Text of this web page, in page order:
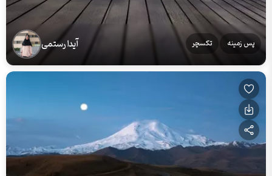
پس زمینه تکسچر آیدا رستمی